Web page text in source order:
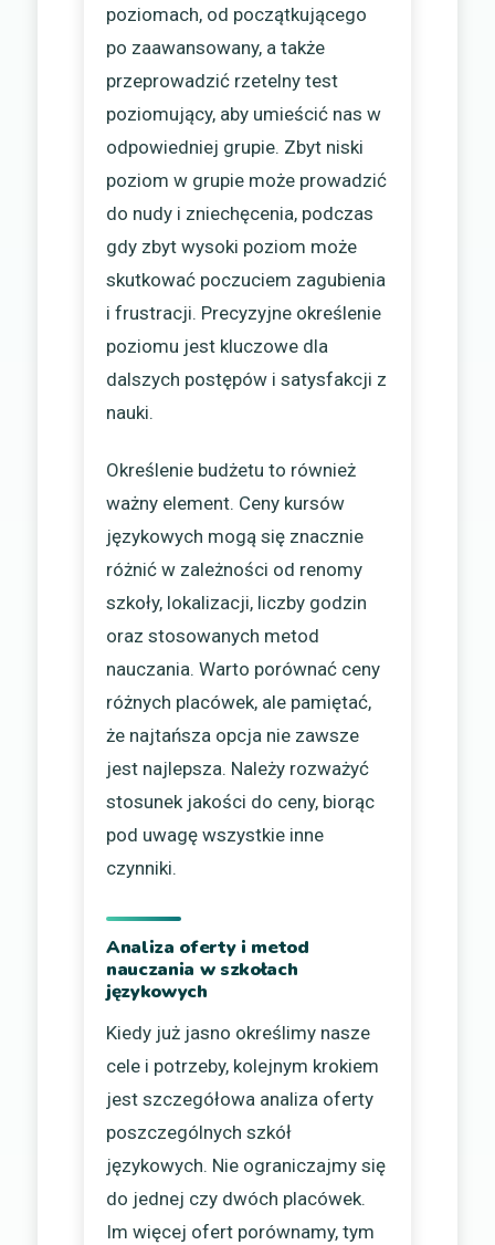
poziomach, od początkującego
po zaawansowany, a także
przeprowadzić rzetelny test
poziomujący, aby umieścić nas w
odpowiedniej grupie. Zbyt niski
poziom w grupie może prowadzić
do nudy i zniechęcenia, podczas
gdy zbyt wysoki poziom może
skutkować poczuciem zagubienia
i frustracji. Precyzyjne określenie
poziomu jest kluczowe dla
dalszych postępów i satysfakcji z
nauki.
Określenie budżetu to również
ważny element. Ceny kursów
językowych mogą się znacznie
różnić w zależności od renomy
szkoły, lokalizacji, liczby godzin
oraz stosowanych metod
nauczania. Warto porównać ceny
różnych placówek, ale pamiętać,
że najtańsza opcja nie zawsze
jest najlepsza. Należy rozważyć
stosunek jakości do ceny, biorąc
pod uwagę wszystkie inne
czynniki.
Analiza oferty i metod
nauczania w szkołach
językowych
Kiedy już jasno określimy nasze
cele i potrzeby, kolejnym krokiem
jest szczegółowa analiza oferty
poszczególnych szkół
językowych. Nie ograniczajmy się
do jednej czy dwóch placówek.
Im więcej ofert porównamy, tym